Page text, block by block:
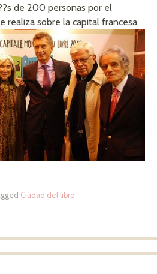
de 200 personas por el
realiza sobre la capital francesa.
Ciudad del libro